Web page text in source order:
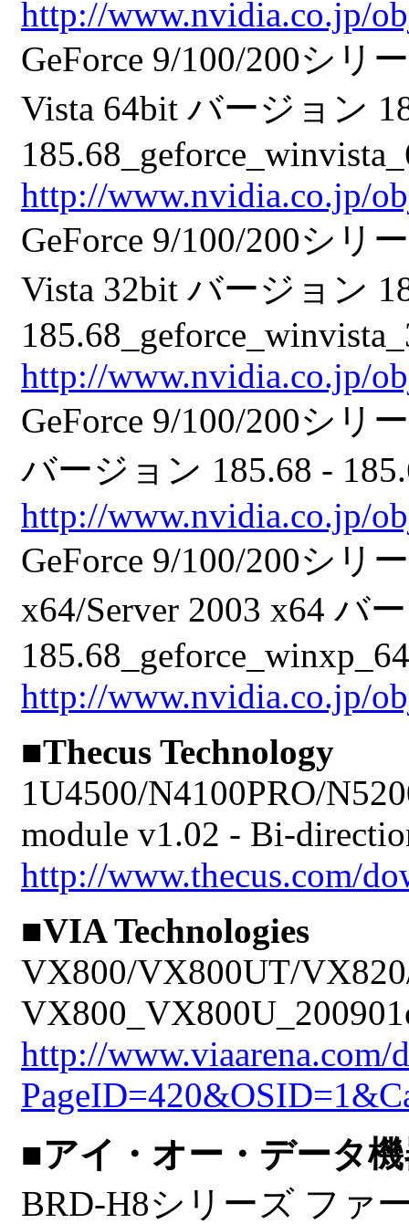
http://www.nvidia.co.jp/
GeForce 9/100/200シリ
Vista 64bit バージョン
http://www.nvidia.co.jp/
GeForce 9/100/200シリ
Vista 32bit バージョン
http://www.nvidia.co.jp/
GeForce 9/100/200シリ
バージョン 185.68 -
http://www.nvidia.co.jp/
GeForce 9/100/200シリ
x64/Server 2003 x64 バ
http://www.nvidia.co.jp/
■Thecus Technology
1U4500/N4100PRO/
module v1.02 - Bi-
http://www.thecus.com/
■VIA Technologies
VX800/VX800UT/
http://www.viaarena.com/
■アイ・オー・データ
BRD-H8シリーズ ファ